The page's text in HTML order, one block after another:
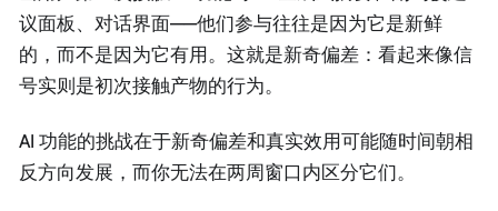
议面板、对话界面——他们参与往往是因为它是新鲜
的，而不是因为它有用。这就是新奇偏差：看起来像信
号实则是初次接触产物的行为。
AI 功能的挑战在于新奇偏差和真实效用可能随时间朝相
反方向发展，而你无法在两周窗口内区分它们。